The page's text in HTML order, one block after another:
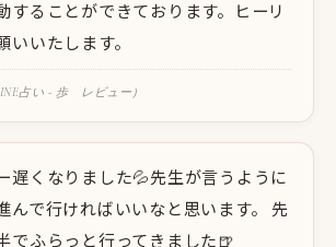
することができております。ヒーリ
いいたします。
占い - 歩 レビュー）
遅くなりました💦先生が言うように
んで行ければいいなと思います。 先
でふらっと行ってきました🍺